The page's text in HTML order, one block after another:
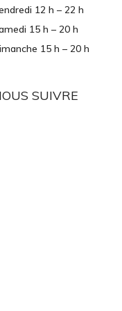
12 h – 22 h
15 h – 20 h
15 h – 20 h
SUIVRE